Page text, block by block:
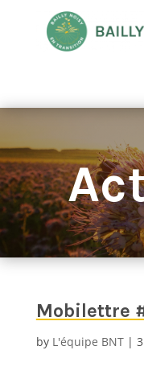
Mobilettre
by L'équipe BNT